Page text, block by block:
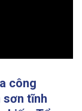
công
sơn tĩnh